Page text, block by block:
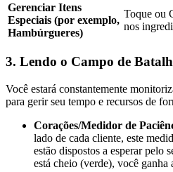
Gerenciar Itens
Especiais (por exemplo,
Hambúrgueres)
Toque ou
nos
3. Lendo o Campo de
Você estará constantemente
para gerir seu tempo e recursos de
Corações/Medidor de
lado de cada cliente, este
estão dispostos a esperar pelo
está cheio (verde), você